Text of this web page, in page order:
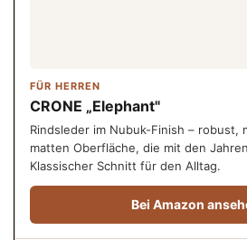
FÜR HERREN
CRONE „Elephant"
Rindsleder im Nubuk-Finish – robust,
matten Oberfläche, die mit den
Klassischer Schnitt für den Alltag.
Bei Amazon